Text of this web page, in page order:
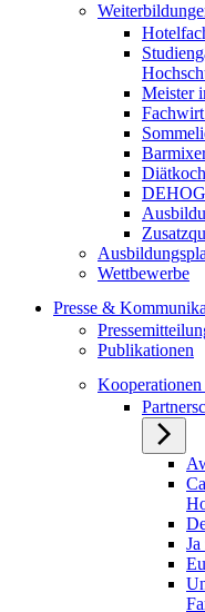
Meister
Diätkoch
Wettbewerbe
Presse &
Publikationen